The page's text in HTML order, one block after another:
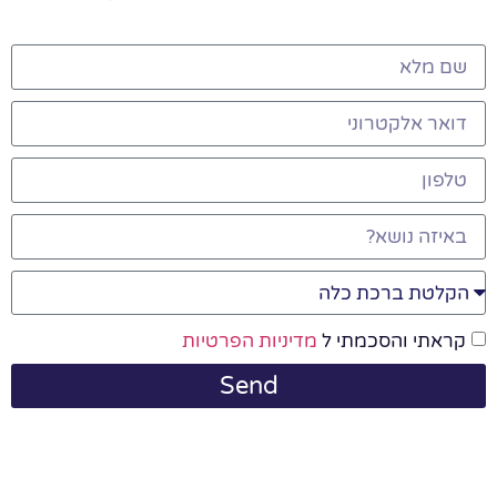
קראתי והסכמתי ל מדיניות הפרטיות
Send